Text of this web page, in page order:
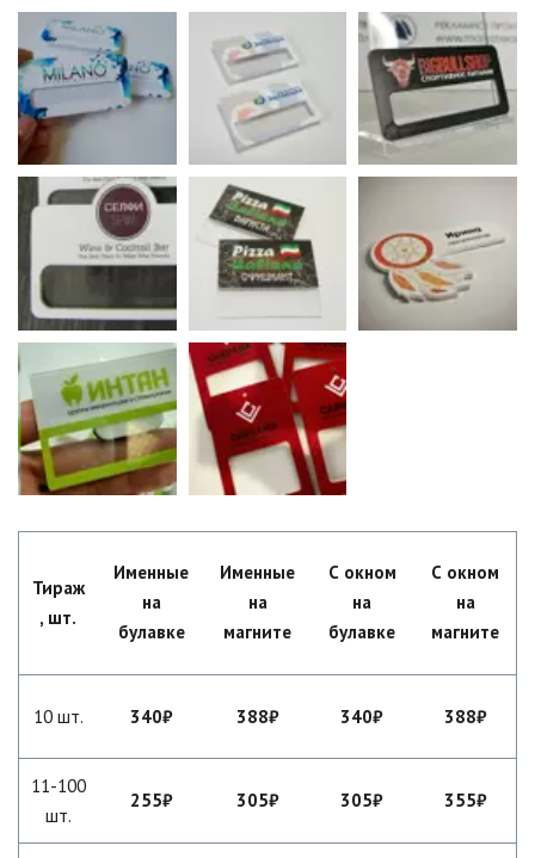
Тираж
, шт.
Именные
на
булавке
Именные
на
магните
С окном
на
булавке
С окном
на
магните
10 шт. 340₽ 388₽ 340₽ 388₽
11-100
шт.
255₽ 305₽ 305₽ 355₽